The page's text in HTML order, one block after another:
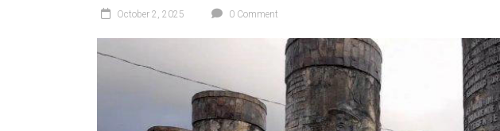
October 2, 2025 0 Comment